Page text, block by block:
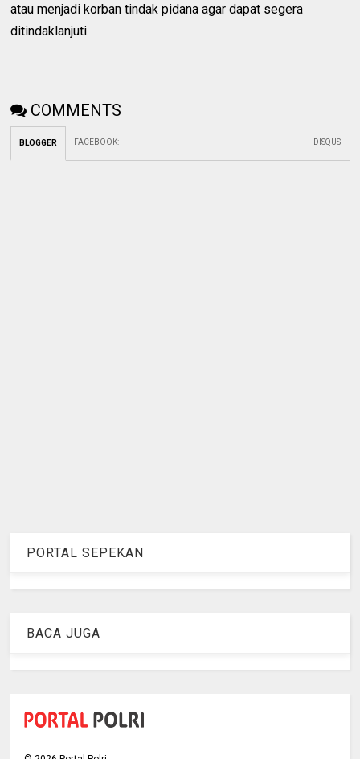
atau menjadi korban tindak pidana agar dapat segera
ditindaklanjuti.
COMMENTS
BLOGGER FACEBOOK: DISQUS
PORTAL SEPEKAN
BACA JUGA